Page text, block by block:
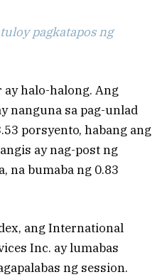
pagkatapos ng
halo-halong. Ang
nanguna sa pag-unlad
porsyento, habang ang
ay nag-post ng
na bumaba ng 0.83
ang International
Inc. ay lumabas
ng session.